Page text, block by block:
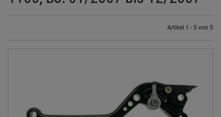
Artikel 1 - 5 von 5